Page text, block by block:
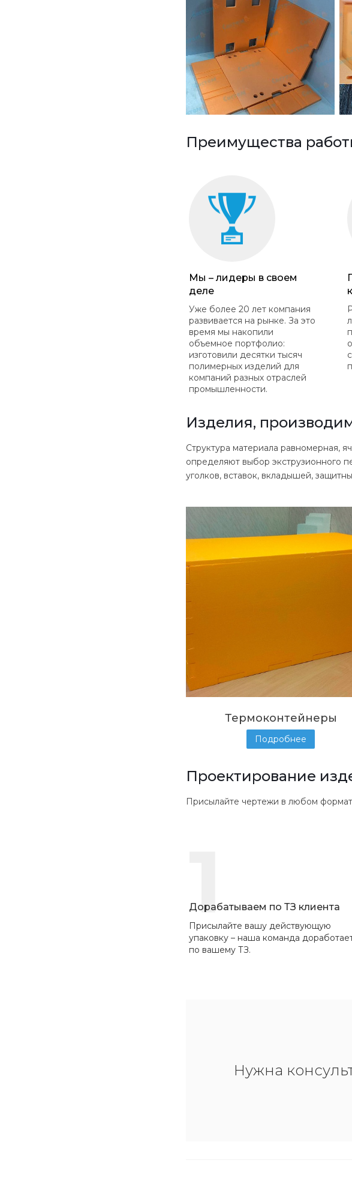
Преимущества
Мы – лидеры в своем
деле
Уже более 20 лет компания
развивается на рынке. За это
время мы накопили
объемное портфолио:
изготовили десятки тысяч
полимерных изделий для
компаний разных отраслей
промышленности.
Изделия,
Структура материала равномерная,
определяют выбор экструзионного
уголков, вставок, вкладышей,
Термоконтейнеры
Подробнее
Проектирование
Присылайте чертежи в любом
1
Дорабатываем по ТЗ клиента
Присылайте вашу действующую
упаковку – наша команда
по вашему ТЗ.
Нужна